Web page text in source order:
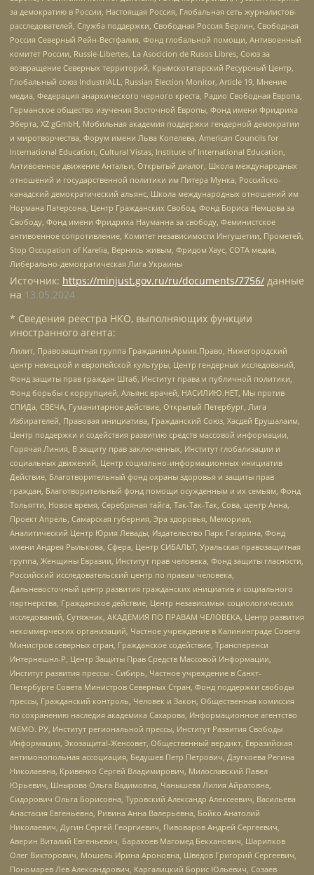
за демократию в России, Настоящая Россия, Глобальная сеть журналистов-
расследователей, Служба поддержки, Свободная Россия Берлин, Свободная
Россия Северный Рейн-Вестфалия, Фонд глобальной помощи, Антивоенный
комитет России, Russie-Libertes, La Asocicion de Rusos Libres, Союз за
возвращение Северных территорий, Крымскотатарский Ресурсный Центр,
Глобальный союз IndustriALL, Russian Election Monitor, Article 19, Мнение
медиа, Федерация анархического черного креста, Радио Свободная Европа,
Германское общество изучения Восточной Европы, Фонд имени Фридриха
Эберта, XZ gGmbH, Мобильная академия поддержки гендерной демократии
и миротворчества, Форум имени Льва Копелева, American Councils for
International Education, Cultural Vistas, Institute of International Education,
Антивоенное движение Антальи, Открытый диалог, Школа международных
отношений и государственной политики им Питера Мунка, Российско-
канадский демократический альянс, Школа международных отношений им
Нормана Патерсона, Центр Гражданских Свобод, Фонд Бориса Немцова за
Свободу, Фонд имени Фридриха Науманна за свободу, Феминистское
антивоенное сопротивление, Комитет независимости Ингушетии, Прометей,
Stop Occupation of Karelia, Вернись живым, Фридом Хаус, СОТА медиа,
Либерально-демократическая Лига Украины
Источник: https://minjust.gov.ru/ru/documents/7756/ данные
на 13.05.2024
* Сведения реестра НКО, выполняющих функции
иностранного агента:
Лилит, Правозащитная группа Гражданин.Армия.Право, Нижегородский
центр немецкой и европейской культуры, Центр гендерных исследований,
Фонд защиты прав граждан Штаб, Институт права и публичной политики,
Фонд борьбы с коррупцией, Альянс врачей, НАСИЛИЮ.НЕТ, Мы против
СПИДа, СВЕЧА, Гуманитарное действие, Открытый Петербург, Лига
Избирателей, Правовая инициатива, Гражданский Союз, Хасдей Ерушалаим,
Центр поддержки и содействия развитию средств массовой информации,
Горячая Линия, В защиту прав заключенных, Институт глобализации и
социальных движений, Центр социально-информационных инициатив
Действие, Благотворительный фонд охраны здоровья и защиты прав
граждан, Благотворительный фонд помощи осужденным и их семьям, Фонд
Тольятти, Новое время, Серебряная тайга, Так-Так-Так, Сова, центр Анна,
Проект Апрель, Самарская губерния, Эра здоровья, Мемориал,
Аналитический Центр Юрия Левады, Издательство Парк Гагарина, Фонд
имени Андрея Рылькова, Сфера, Центр СИБАЛЬТ, Уральская правозащитная
группа, Женщины Евразии, Институт прав человека, Фонд защиты гласности,
Российский исследовательский центр по правам человека,
Дальневосточный центр развития гражданских инициатив и социального
партнерства, Гражданское действие, Центр независимых социологических
исследований, Сутяжник, АКАДЕМИЯ ПО ПРАВАМ ЧЕЛОВЕКА, Центр развития
некоммерческих организаций, Частное учреждение в Калининграде Совета
Министров северных стран, Гражданское содействие, Трансперенси
Интернешнл-Р, Центр Защиты Прав Средств Массовой Информации,
Институт развития прессы - Сибирь, Частное учреждение в Санкт-
Петербурге Совета Министров Северных Стран, Фонд поддержки свободы
прессы, Гражданский контроль, Человек и Закон, Общественная комиссия
по сохранению наследия академика Сахарова, Информационное агентство
МЕМО. РУ, Институт региональной прессы, Институт Развития Свободы
Информации, Экозащита!-Женсовет, Общественный вердикт, Евразийская
антимонопольная ассоциация, Бедушев Петр Петрович, Дзугкоева Регина
Николаевна, Кривенко Сергей Владимирович, Милославский Павел
Юрьевич, Шнырова Ольга Вадимовна, Чанышева Лилия Айратовна,
Сидорович Ольга Борисовна, Туровский Александр Алексеевич, Васильева
Анастасия Евгеньевна, Ривина Анна Валерьевна, Бойко Анатолий
Николаевич, Дугин Сергей Георгиевич, Пивоваров Андрей Сергеевич,
Аверин Виталий Евгеньевич, Барахоев Магомед Бекханович, Шарипков
Олег Викторович, Мошель Ирина Ароновна, Шведов Григорий Сергеевич,
Пономарев Лев Александрович, Каргалицкий Борис Юльевич, Созаев